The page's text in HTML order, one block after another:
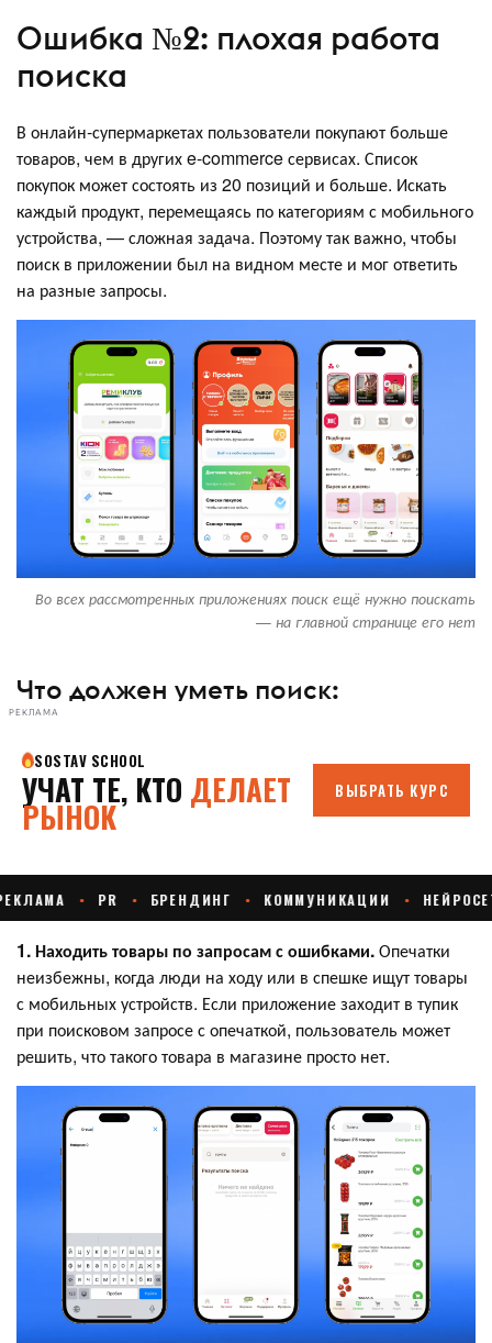
Ошибка №2: плохая работа
поиска
В онлайн-супермаркетах пользователи покупают больше
товаров, чем в других e-commerce сервисах. Список
покупок может состоять из 20 позиций и больше. Искать
каждый продукт, перемещаясь по категориям с мобильного
устройства, — сложная задача. Поэтому так важно, чтобы
поиск в приложении был на видном месте и мог ответить
на разные запросы.
Во всех рассмотренных приложениях поиск ещё нужно поискать
— на главной странице его нет
Что должен уметь поиск:
РЕКЛАМА
1. Находить товары по запросам с ошибками.Опечатки
неизбежны, когда люди на ходу или в спешке ищут товары
с мобильных устройств. Если приложение заходит в тупик
при поисковом запросе с опечаткой, пользователь может
решить, что такого товара в магазине просто нет.